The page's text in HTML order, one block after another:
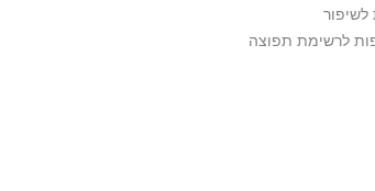
לשיפור
לרשימת תפוצה